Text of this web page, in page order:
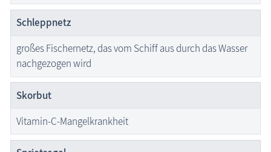
Schleppnetz
großes Fischernetz, das vom Schiff aus durch das Wasser
nachgezogen wird
Skorbut
Vitamin-C-Mangelkrankheit